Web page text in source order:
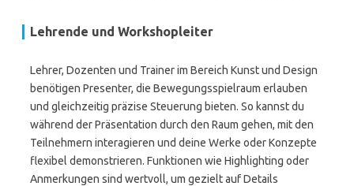
Lehrende und Workshopleiter
Lehrer, Dozenten und Trainer im Bereich Kunst und Design
benötigen Presenter, die Bewegungsspielraum erlauben
und gleichzeitig präzise Steuerung bieten. So kannst du
während der Präsentation durch den Raum gehen, mit den
Teilnehmern interagieren und deine Werke oder Konzepte
flexibel demonstrieren. Funktionen wie Highlighting oder
Anmerkungen sind wertvoll, um gezielt auf Details